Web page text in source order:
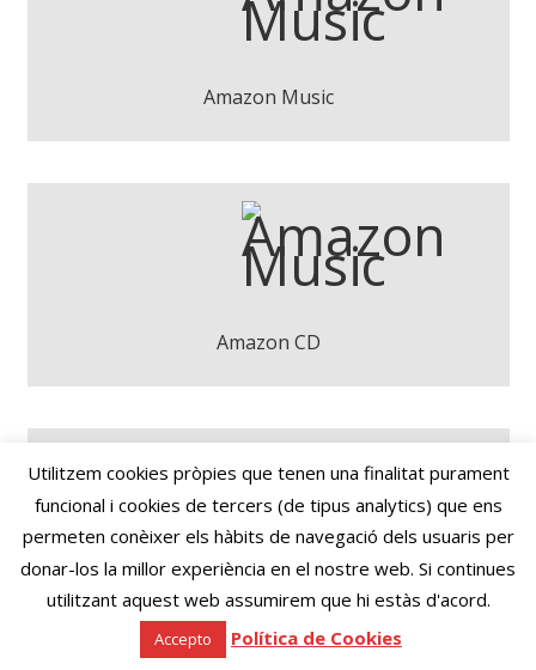
Amazon Music
Amazon CD
NU-B - Geometría Variable
Deezer
NU-B - Geometría Variable
Play
Utilitzem cookies pròpies que tenen una finalitat purament
funcional i cookies de tercers (de tipus analytics) que ens
permeten conèixer els hàbits de navegació dels usuaris per
donar-los la millor experiència en el nostre web. Si continues
utilitzant aquest web assumirem que hi estàs d'acord.
Accepto Política de Cookies